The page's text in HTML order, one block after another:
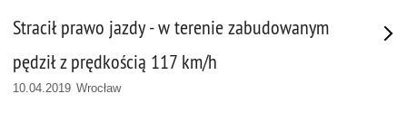
Stracił prawo jazdy - w terenie zabudowanym
pędził z prędkością 117 km/h
10.04.2019 Wrocław